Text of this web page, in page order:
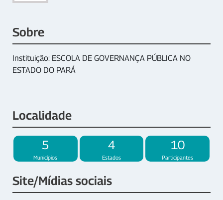
Sobre
Instituição: ESCOLA DE GOVERNANÇA PÚBLICA NO
ESTADO DO PARÁ
Localidade
5
Municípios
4
Estados
10
Participantes
Site/Mídias sociais